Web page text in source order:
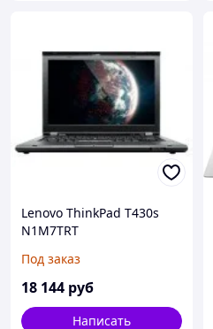
Lenovo ThinkPad T430s
N1M7TRT
Под заказ
18 144 руб
Написать